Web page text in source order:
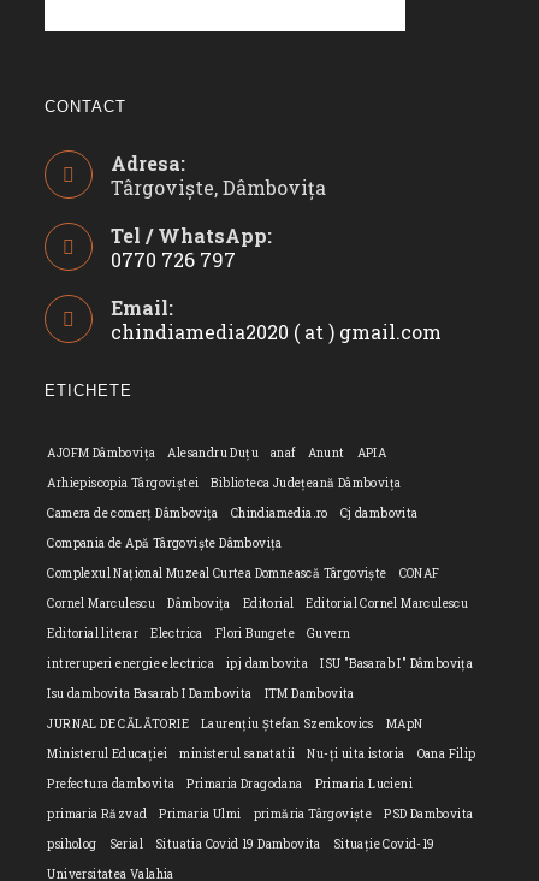
CONTACT
Adresa:
Târgoviște, Dâmbovița
Tel / WhatsApp:
0770 726 797
in
your
Email:
chindiamedia2020 ( at ) gmail.com
ETICHETE
AJOFM Dâmbovița Alesandru Duțu anaf Anunt
APIA
Arhiepiscopia Târgoviștei
Biblioteca Județeană Dâmbovița
Camera de comerț Dâmbovița
Chindiamedia.ro
Cj dambovita
Compania de Apă Târgoviște Dâmbovița
Complexul Național Muzeal Curtea Domnească Târgoviște
CONAF
Cornel Marculescu
Dâmbovița Editorial
Editorial Cornel Marculescu
Editorial literar
Electrica Flori Bungete
Guvern
intreruperi energie electrica
ipj dambovita
ISU "Basarab I" Dâmbovița
Isu dambovita Basarab I Dambovita
ITM Dambovita
JURNAL DE CĂLĂTORIE
Laurențiu Ștefan Szemkovics
MApN
Ministerul Educației
ministerul sanatatii Nu-ți uita istoria
Oana Filip
Prefectura dambovita
Primaria Dragodana
Primaria Lucieni
primaria Răzvad
Primaria Ulmi primăria Târgoviște
PSD Dambovita
psiholog
Serial Situatia Covid 19 Dambovita
Situație Covid-19
Universitatea Valahia